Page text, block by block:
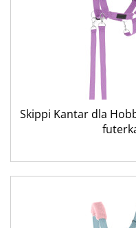
Skippi Kantar dla